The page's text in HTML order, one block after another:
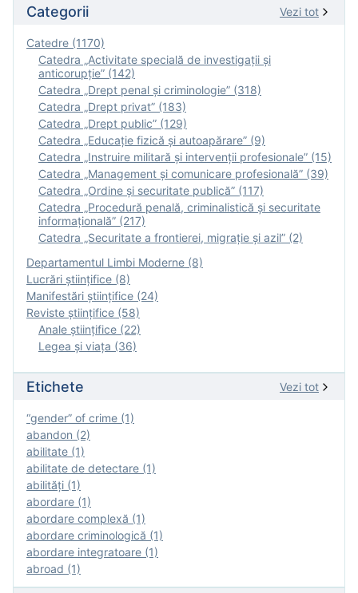
Categorii Vezi tot
Catedre (1170)
Catedra „Activitate specială de investigaţii şi
anticorupție” (142)
Catedra „Drept penal și criminologie” (318)
Catedra „Drept privat” (183)
Catedra „Drept public” (129)
Catedra „Educație fizică şi autoapărare” (9)
Catedra „Instruire militară şi intervenţii profesionale” (15)
Catedra „Management și comunicare profesională” (39)
Catedra „Ordine și securitate publică” (117)
Catedra „Procedură penală, criminalistică și securitate
informațională” (217)
Catedra „Securitate a frontierei, migrație și azil” (2)
Departamentul Limbi Moderne (8)
Lucrări științifice (8)
Manifestări ştiinţifice (24)
Reviste ştiinţifice (58)
Anale ştiinţifice (22)
Legea şi viaţa (36)
Etichete Vezi tot
“gender” of crime (1)
abandon (2)
abilitate (1)
abilitate de detectare (1)
abilităţi (1)
abordare (1)
abordare complexă (1)
abordare criminologică (1)
abordare integratoare (1)
abroad (1)